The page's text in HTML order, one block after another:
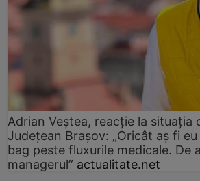
Adrian Veștea, reacție la situația
Județean Brașov: „Oricât aș fi
bag peste fluxurile medicale. De
managerul” actualitate.net